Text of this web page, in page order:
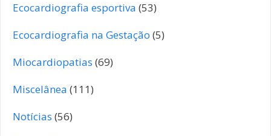
Ecocardiografia esportiva (53)
Ecocardiografia na Gestação (5)
Miocardiopatias (69)
Miscelânea (111)
Notícias (56)